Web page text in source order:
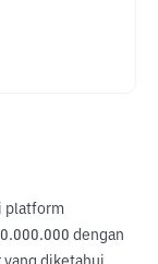
platform
dengan